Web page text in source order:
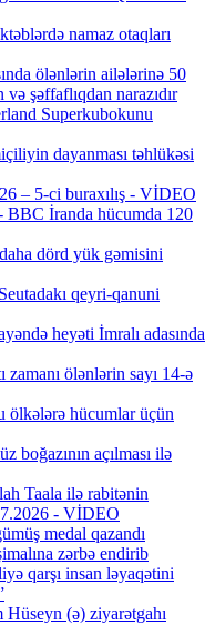
namaz otaqları
ölənlərin ailələrinə 50
şəffaflıqdan narazıdır
Superkubokunu
dayanması təhlükəsi
– 5-ci buraxılış - VİDEO
BBC İranda hücumda 120
dörd yük gəmisini
qeyri-qanuni
heyəti İmralı adasında
zamanı ölənlərin sayı 14-ə
ölkələrə hücumlar üçün
açılması ilə
Taala ilə rabitənin
- VİDEO
medal qazandı
zərbə endirib
qarşı insan ləyaqətini
(ə) ziyarətgahı